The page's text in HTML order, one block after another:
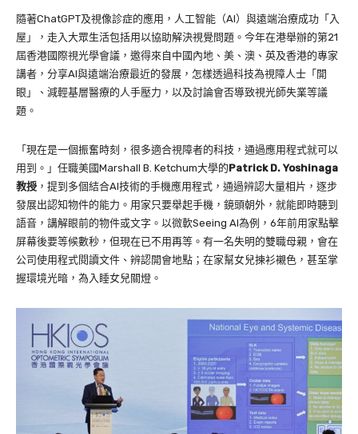
隨著ChatGPT及視像診症的應用，人工智能（AI）與遠端治療成功「入
屋」，走入大眾生活包括用以協助解決視覺問題。今年在港舉辦的第21
屆香港國際視光學會議，邀得來自中國內地、美、澳、英及香港的專家
講者，分享AI與遠端治療最近的發展，怎樣透過科技為視障人士「開
眼」、減輕基層醫療的人手壓力，以及討論會否導致視光師失業等議
題。
「現在是一個振奮時刻，很多適合視障者的科技，通過應用程式就可以
用到。」任職美國Marshall B. Ketchum大學的Patrick D. Yoshinaga
教授 ，提到多個結合AI技術的手機應用程式，通過辨認大量相片，逐步
發展出認知物件的能力。用家只要舉起手機，鏡頭朝外，就能即時聽到
語音，講解眼前的物件或文字。以微軟Seeing AI為例，6年前用家點擊
屏幕後要等候數秒，但現在已不用再等。有一名失明的雙職母親，會在
公司使用程式閱讀文件、辨認開會地點；在家幫女兒揀衫襯色，甚至掌
握環境光暗，為入睡女兒關燈。